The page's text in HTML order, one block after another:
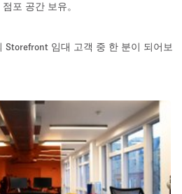
Meeting Office Shop Share
포 공간 보유。
Storefront 임대 고객 중 한 분이 되어보